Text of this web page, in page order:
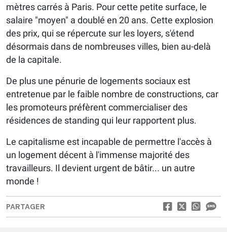
mètres carrés à Paris. Pour cette petite surface, le
salaire "moyen" a doublé en 20 ans. Cette explosion
des prix, qui se répercute sur les loyers, s'étend
désormais dans de nombreuses villes, bien au-delà
de la capitale.
De plus une pénurie de logements sociaux est
entretenue par le faible nombre de constructions, car
les promoteurs préfèrent commercialiser des
résidences de standing qui leur rapportent plus.
Le capitalisme est incapable de permettre l'accès à
un logement décent à l'immense majorité des
travailleurs. Il devient urgent de bâtir... un autre
monde !
PARTAGER